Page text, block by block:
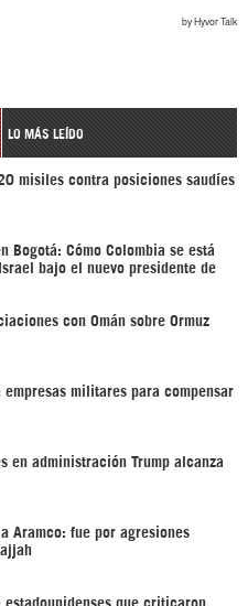
LO MÁS LEÍDO
misiles contra posiciones saudíes
Bogotá: Cómo Colombia se está
bajo el nuevo presidente de
con Omán sobre Ormuz
empresas militares para compensar
en administración Trump alcanza
a Aramco: fue por agresiones
estadounidenses que criticaron